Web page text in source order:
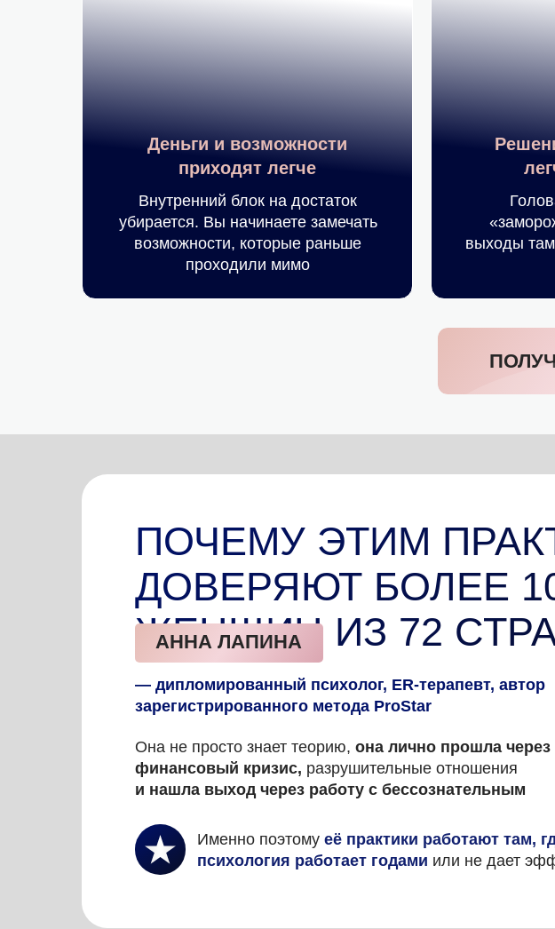
Деньги и возможности
приходят легче
Внутренний блок на достаток
убирается. Вы начинаете замечать
возможности, которые раньше
проходили мимо
выходы
ПОЧЕМУ ЭТИМ
ДОВЕРЯЮТ БОЛЕЕ
ЖЕНЩИН ИЗ 72
АННА ЛАПИНА
— дипломированный психолог, ER-терапевт, автор
зарегистрированного метода ProStar
Она не просто знает теорию, она лично прошла через
финансовый кризис, разрушительные отношения
и нашла выход через работу с бессознательным
Именно поэтому её практики работают там,
психология работает годами или не дает